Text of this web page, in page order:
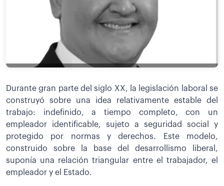
Durante gran parte del siglo XX, la legislación laboral se
construyó sobre una idea relativamente estable del
trabajo: indefinido, a tiempo completo, con un
empleador identificable, sujeto a seguridad social y
protegido por normas y derechos. Este modelo,
construido sobre la base del desarrollismo liberal,
suponía una relación triangular entre el trabajador, el
empleador y el Estado.